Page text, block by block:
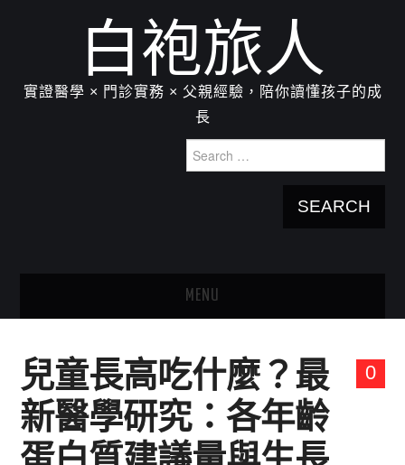
白袍旅人
實證醫學 × 門診實務 × 父親經驗，陪你讀懂孩子的成
長
for:
MENU
關於我：楊為傑醫師
兒童青少年成長專區
0
兒童長高吃什麼？最
新醫學研究：各年齡